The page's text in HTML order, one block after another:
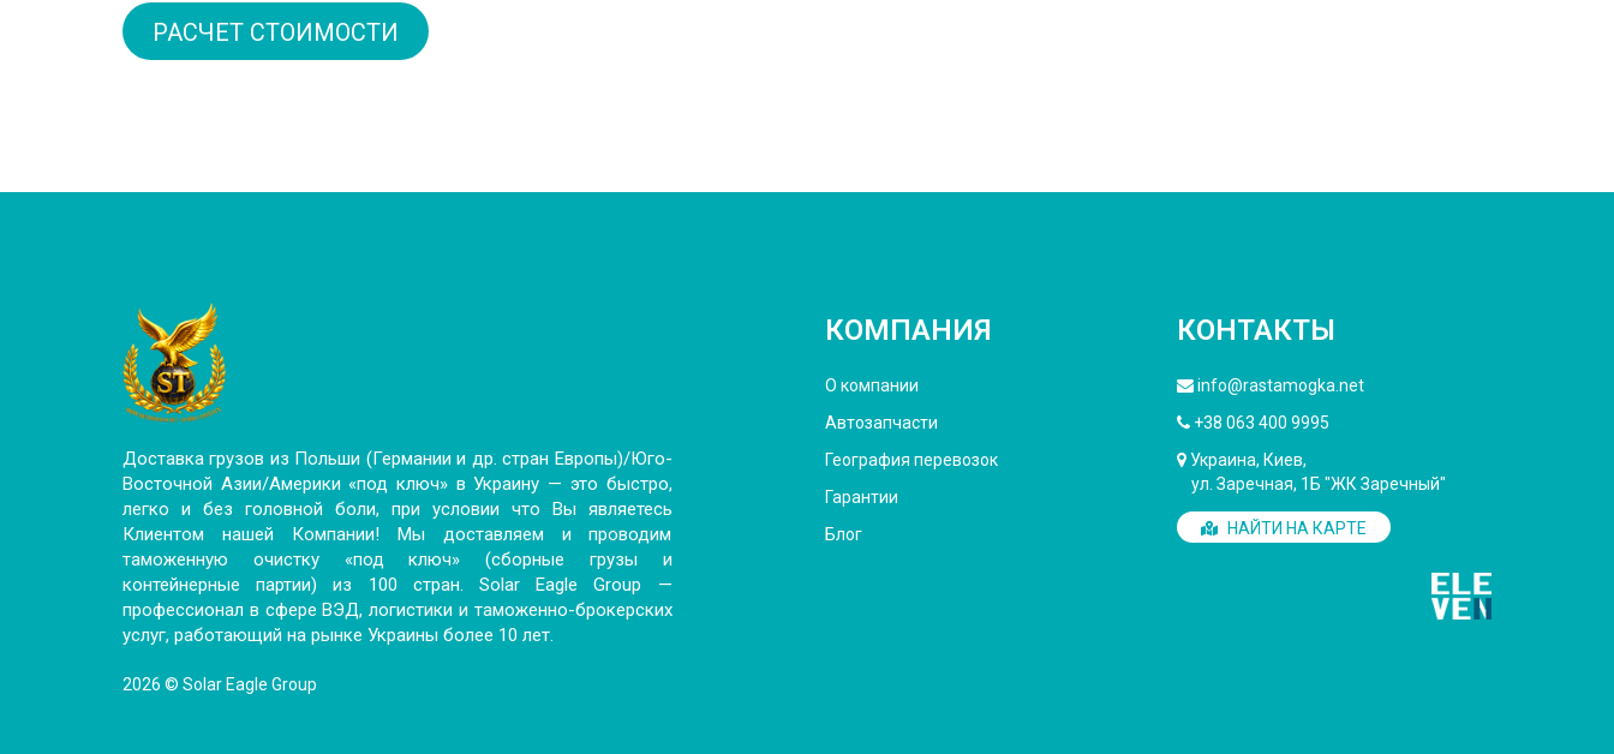
РАСЧЕТ СТОИМОСТИ
Доставка грузов из Польши (Германии и др. стран Европы)/Юго-
Восточной Азии/Америки «под ключ» в Украину — это быстро,
легко и без головной боли, при условии что Вы являетесь
Клиентом нашей Компании! Мы доставляем и проводим
таможенную очистку «под ключ» (сборные грузы и
контейнерные партии) из 100 стран. Solar Eagle Group —
профессионал в сфере ВЭД, логистики и таможенно-брокерских
услуг, работающий на рынке Украины более 10 лет.
2026 © Solar Eagle Group
КОМПАНИЯ
О компании
Автозапчасти
География перевозок
Гарантии
Блог
КОНТАКТЫ
info@rastamogka.net
+38 063 400 9995
Украина, Киев,
ул. Заречная, 1Б "ЖК Заречный"
НАЙТИ НА КАРТЕ